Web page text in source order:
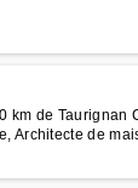
km de Taurignan
Architecte de